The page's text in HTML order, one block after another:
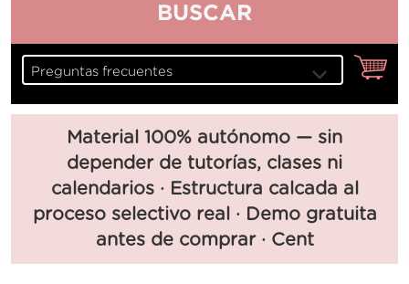
Material 100% autónomo — sin
depender de tutorías, clases ni
calendarios · Estructura calcada al
proceso selectivo real · Demo gratuita
antes de comprar · Cent